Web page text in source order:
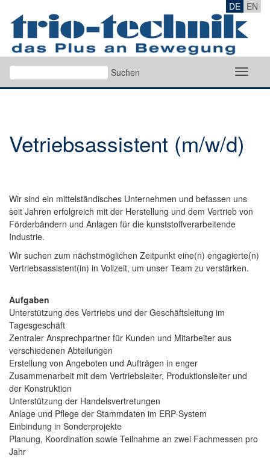
Hauptinhalt
DE EN
Toggle
Suchen
Vetriebsassistent (m/w/d)
Wir sind ein mittelständisches Unternehmen und befassen uns
seit Jahren erfolgreich mit der Herstellung und dem Vertrieb von
Förderbändern und Anlagen für die kunststoffverarbeitende
Industrie.
Wir suchen zum nächstmöglichen Zeitpunkt eine(n) engagierte(n)
Vertriebsassistent(in) in Vollzeit, um unser Team zu verstärken.
Aufgaben
Unterstützung des Vertriebs und der Geschäftsleitung im
Tagesgeschäft
Zentraler Ansprechpartner für Kunden und Mitarbeiter aus
verschiedenen Abteilungen
Erstellung von Angeboten und Aufträgen in enger
Zusammenarbeit mit dem Vertriebsleiter, Produktionsleiter und
der Konstruktion
Unterstützung der Handelsvertretungen
Anlage und Pflege der Stammdaten im ERP-System
Einbindung in Sonderprojekte
Planung, Koordination sowie Teilnahme an zwei Fachmessen pro
Jahr